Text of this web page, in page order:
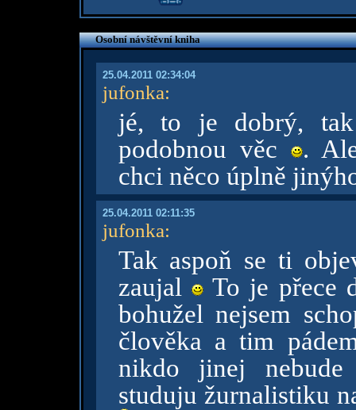
Osobní návštěvní kniha
25.04.2011 02:34:04
jufonka:
jé, to je dobrý, tak
podobnou věc
.
chci něco úplně
25.04.2011 02:11:35
jufonka:
Tak aspoň se ti
zaujal
To je přece
bohužel nejsem
člověka a tim
nikdo jinej
studuju žurnalistiku